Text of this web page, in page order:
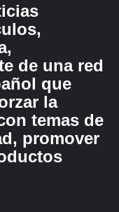
de una red
que
la
temas de
promover